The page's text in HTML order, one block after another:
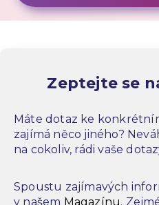
Zeptejte se
Máte dotaz ke
zajímá něco jiného?
na cokoliv, rádi vaše
Spoustu zajímavých
v našem Magazínu.